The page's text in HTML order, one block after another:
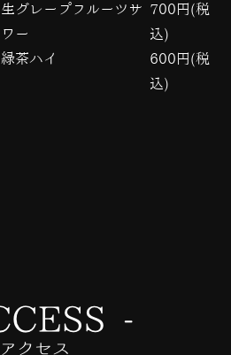
生グレープフルーツサ
ワー
700円(税
込)
緑茶ハイ
600円(税
込)